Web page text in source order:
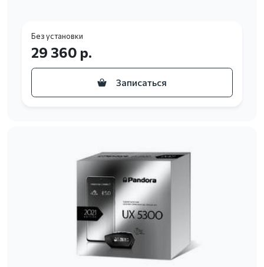
Без установки
29 360 р.
Записаться